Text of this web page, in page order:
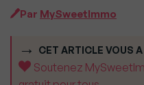
Par MySweetImmo
CET ARTICLE VOUS
Soutenez